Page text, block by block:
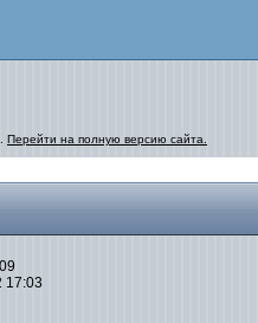
Перейти на полную версию сайта.
17:03